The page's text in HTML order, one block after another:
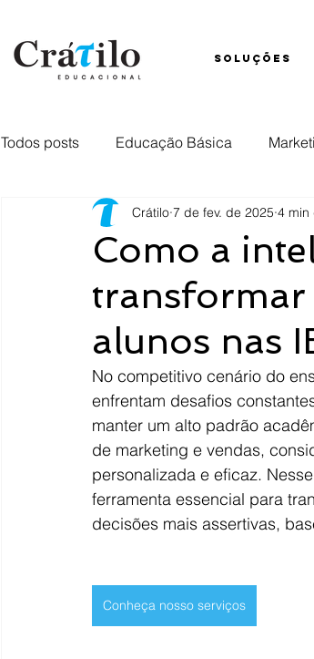
SOLUÇÕES
Todos posts Educação Básica
Ensino Híbrido Comunicação
Captação retenção Ensino
Como a
transformar
alunos nas
Crátilo 7 de fev. de 2025 4 min
No competitivo cenário do
enfrentam desafios
manter um alto padrão
de marketing e vendas,
personalizada e eficaz.
ferramenta essencial para
decisões mais assertivas,
Conheça nosso serviços